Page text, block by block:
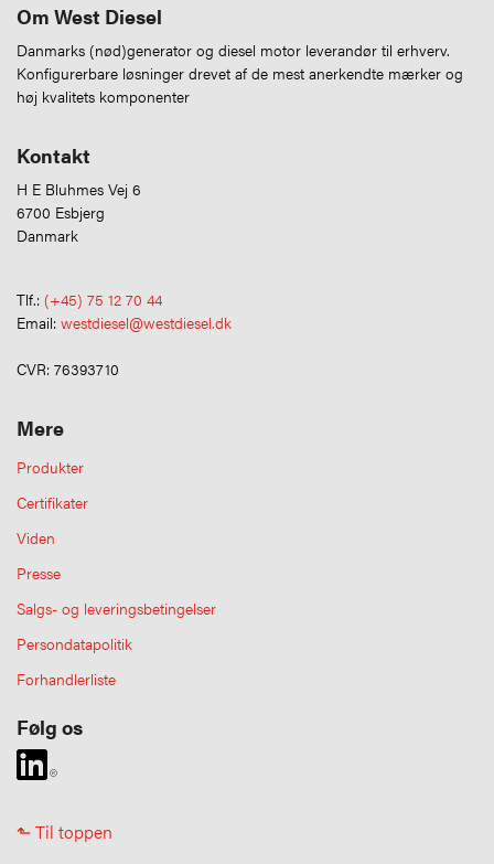
Om West Diesel
Danmarks (nød)generator og diesel motor leverandør til erhverv.
Konfigurerbare løsninger drevet af de mest anerkendte mærker og
høj kvalitets komponenter
Kontakt
H E Bluhmes Vej 6
6700 Esbjerg
Danmark
Tlf.: (+45) 75 12 70 44
Email: westdiesel@westdiesel.dk
CVR: 76393710
Mere
Produkter
Certifikater
Viden
Presse
Salgs- og leveringsbetingelser
Persondatapolitik
Forhandlerliste
Følg os
⬑ Til toppen